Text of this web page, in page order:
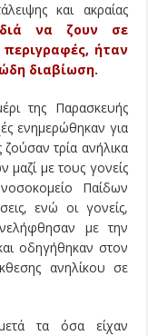
και ακραίας
να ζουν σε
ήταν
διαβίωση.
της Παρασκευής
ενημερώθηκαν για
ζούσαν τρία ανήλικα
μαζί με τους γονείς
Παίδων
ενώ οι γονείς,
με την
οδηγήθηκαν στον
ανηλίκου σε
τα όσα είχαν